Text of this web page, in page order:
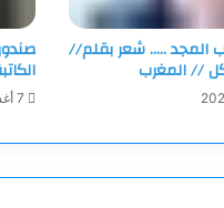
المجد ….. شعر بقلم//
// المغرب
7 أغسطس، 2026